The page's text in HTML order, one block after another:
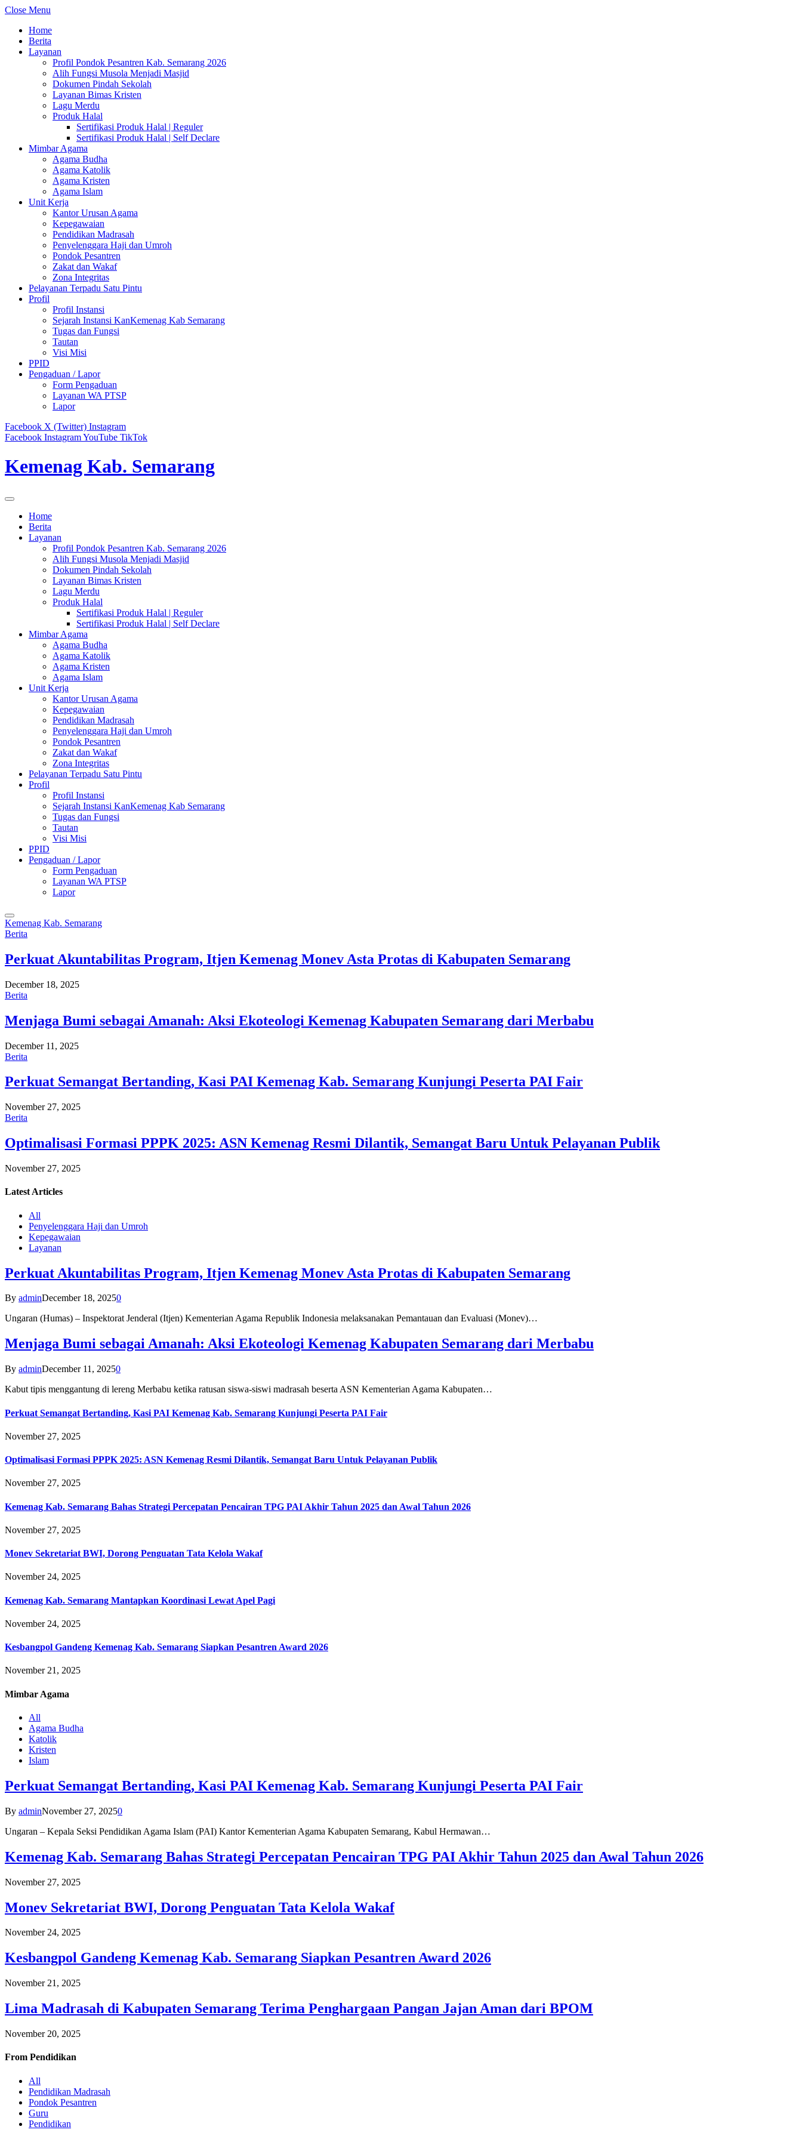
Close Menu
Home
Berita
Layanan
Profil Pondok Pesantren Kab. Semarang 2026
Alih Fungsi Musola Menjadi Masjid
Dokumen Pindah Sekolah
Layanan Bimas Kristen
Lagu Merdu
Produk Halal
Sertifikasi Produk Halal | Reguler
Sertifikasi Produk Halal | Self Declare
Mimbar Agama
Agama Budha
Agama Katolik
Agama Kristen
Agama Islam
Unit Kerja
Kantor Urusan Agama
Kepegawaian
Pendidikan Madrasah
Penyelenggara Haji dan Umroh
Pondok Pesantren
Zakat dan Wakaf
Zona Integritas
Pelayanan Terpadu Satu Pintu
Profil
Profil Instansi
Sejarah Instansi KanKemenag Kab Semarang
Tugas dan Fungsi
Tautan
Visi Misi
PPID
Pengaduan / Lapor
Form Pengaduan
Layanan WA PTSP
Lapor
Facebook X (Twitter) Instagram
Facebook InstagramYouTube TikTok
Kemenag Kab. Semarang
Home
Berita
Layanan
Profil Pondok Pesantren Kab. Semarang 2026
Alih Fungsi Musola Menjadi Masjid
Dokumen Pindah Sekolah
Layanan Bimas Kristen
Lagu Merdu
Produk Halal
Sertifikasi Produk Halal | Reguler
Sertifikasi Produk Halal | Self Declare
Mimbar Agama
Agama Budha
Agama Katolik
Agama Kristen
Agama Islam
Unit Kerja
Kantor Urusan Agama
Kepegawaian
Pendidikan Madrasah
Penyelenggara Haji dan Umroh
Pondok Pesantren
Zakat dan Wakaf
Zona Integritas
Pelayanan Terpadu Satu Pintu
Profil
Profil Instansi
Sejarah Instansi KanKemenag Kab Semarang
Tugas dan Fungsi
Tautan
Visi Misi
PPID
Pengaduan / Lapor
Form Pengaduan
Layanan WA PTSP
Lapor
Kemenag Kab. Semarang
Berita
Perkuat Akuntabilitas Program, Itjen Kemenag Monev Asta Protas di Kabupaten Semarang
December 18, 2025
Berita
Menjaga Bumi sebagai Amanah: Aksi Ekoteologi Kemenag Kabupaten Semarang dari Merbabu
December 11, 2025
Berita
Perkuat Semangat Bertanding, Kasi PAI Kemenag Kab. Semarang Kunjungi Peserta PAI Fair
November 27, 2025
Berita
Optimalisasi Formasi PPPK 2025: ASN Kemenag Resmi Dilantik, Semangat Baru Untuk Pelayanan Publik
November 27, 2025
Latest Articles
All
Penyelenggara Haji dan Umroh
Kepegawaian
Layanan
Perkuat Akuntabilitas Program, Itjen Kemenag Monev Asta Protas di Kabupaten Semarang
By adminDecember 18, 20250
Ungaran (Humas) – Inspektorat Jenderal (Itjen) Kementerian Agama Republik Indonesia melaksanakan Pemantauan dan Evaluasi (Monev)…
Menjaga Bumi sebagai Amanah: Aksi Ekoteologi Kemenag Kabupaten Semarang dari Merbabu
By adminDecember 11, 20250
Kabut tipis menggantung di lereng Merbabu ketika ratusan siswa-siswi madrasah beserta ASN Kementerian Agama Kabupaten…
Perkuat Semangat Bertanding, Kasi PAI Kemenag Kab. Semarang Kunjungi Peserta PAI Fair
November 27, 2025
Optimalisasi Formasi PPPK 2025: ASN Kemenag Resmi Dilantik, Semangat Baru Untuk Pelayanan Publik
November 27, 2025
Kemenag Kab. Semarang Bahas Strategi Percepatan Pencairan TPG PAI Akhir Tahun 2025 dan Awal Tahun 2026
November 27, 2025
Monev Sekretariat BWI, Dorong Penguatan Tata Kelola Wakaf
November 24, 2025
Kemenag Kab. Semarang Mantapkan Koordinasi Lewat Apel Pagi
November 24, 2025
Kesbangpol Gandeng Kemenag Kab. Semarang Siapkan Pesantren Award 2026
November 21, 2025
Mimbar Agama
All
Agama Budha
Katolik
Kristen
Islam
Perkuat Semangat Bertanding, Kasi PAI Kemenag Kab. Semarang Kunjungi Peserta PAI Fair
By adminNovember 27, 20250
Ungaran – Kepala Seksi Pendidikan Agama Islam (PAI) Kantor Kementerian Agama Kabupaten Semarang, Kabul Hermawan…
Kemenag Kab. Semarang Bahas Strategi Percepatan Pencairan TPG PAI Akhir Tahun 2025 dan Awal Tahun 2026
November 27, 2025
Monev Sekretariat BWI, Dorong Penguatan Tata Kelola Wakaf
November 24, 2025
Kesbangpol Gandeng Kemenag Kab. Semarang Siapkan Pesantren Award 2026
November 21, 2025
Lima Madrasah di Kabupaten Semarang Terima Penghargaan Pangan Jajan Aman dari BPOM
November 20, 2025
From Pendidikan
All
Pendidikan Madrasah
Pondok Pesantren
Guru
Pendidikan